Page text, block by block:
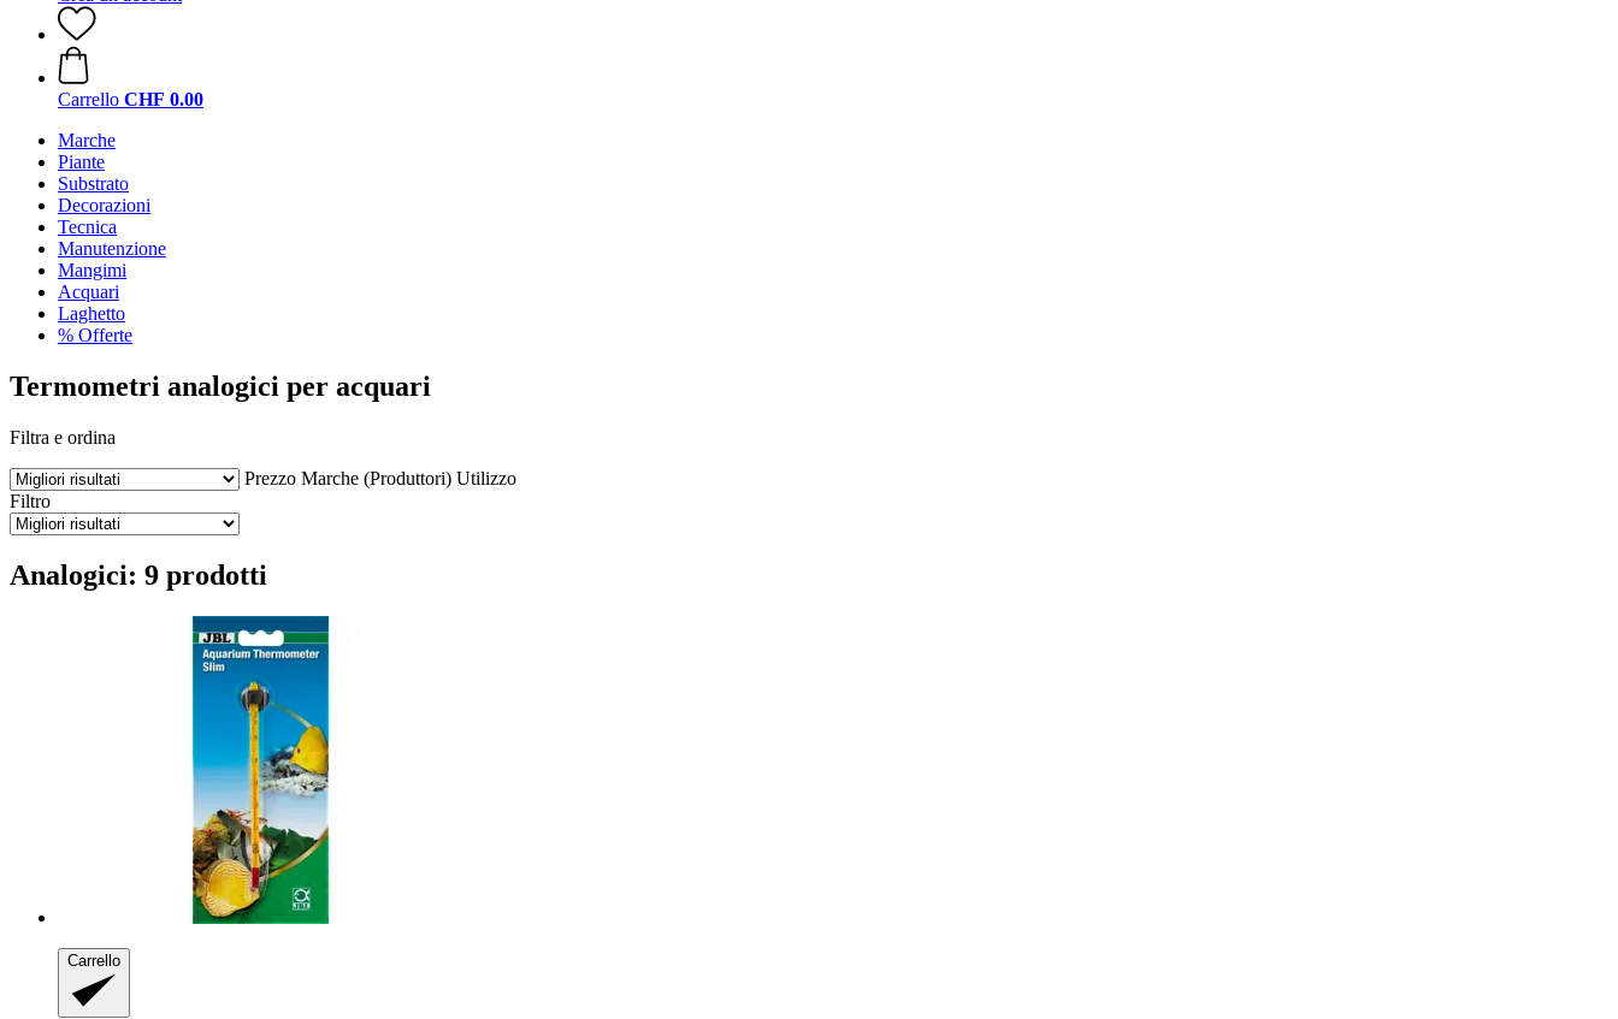
Carrello CHF 0.00
Marche
Piante
Substrato
Decorazioni
Tecnica
Manutenzione
Mangimi
Acquari
Laghetto
% Offerte
Termometri analogici per acquari
Filtra e ordina
Prezzo Marche (Produttori) Utilizzo
Filtro
Analogici: 9 prodotti
Carrello